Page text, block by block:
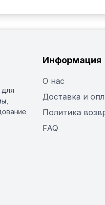
Информация
О нас
Доставка и
Политика
FAQ